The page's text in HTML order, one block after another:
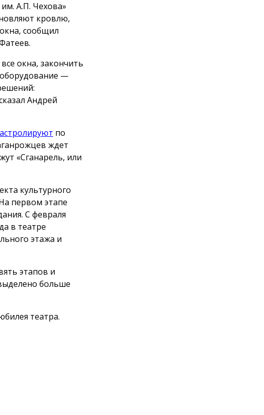
А.П. Чехова»
кровлю,
сообщил
окна, закончить
—
Андрей
по
ждет
«Сганарель, или
культурного
первом этапе
С февраля
в театре
этажа и
этапов и
больше
театра.